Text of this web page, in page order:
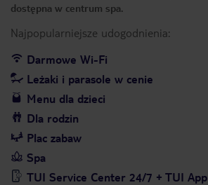
dostępna w centrum spa.
Najpopularniejsze udogodnienia:
Darmowe Wi-Fi
Leżaki i parasole w cenie
Menu dla dzieci
Dla rodzin
Plac zabaw
Spa
TUI Service Center 24/7 + TUI App